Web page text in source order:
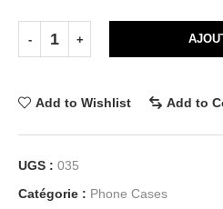
Add to Wishlist Add to
UGS : 035
Catégorie : Phone Cases